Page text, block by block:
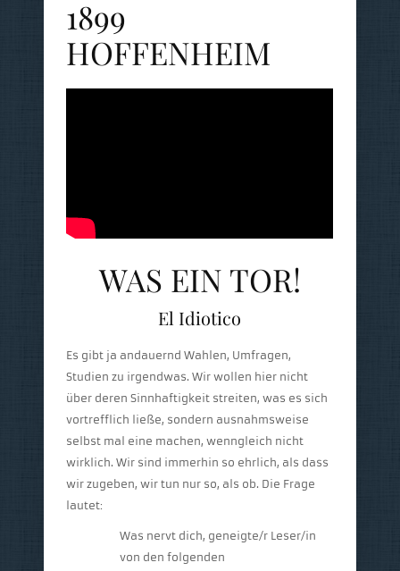
1899
HOFFENHEIM
WAS EIN TOR!
El Idiotico
Es gibt ja andauernd Wahlen, Umfragen,
Studien zu irgendwas. Wir wollen hier nicht
über deren Sinnhaftigkeit streiten, was es sich
vortrefflich ließe, sondern ausnahmsweise
selbst mal eine machen, wenngleich nicht
wirklich. Wir sind immerhin so ehrlich, als dass
wir zugeben, wir tun nur so, als ob. Die Frage
lautet:
Was nervt dich, geneigte/r Leser/in
von den folgenden